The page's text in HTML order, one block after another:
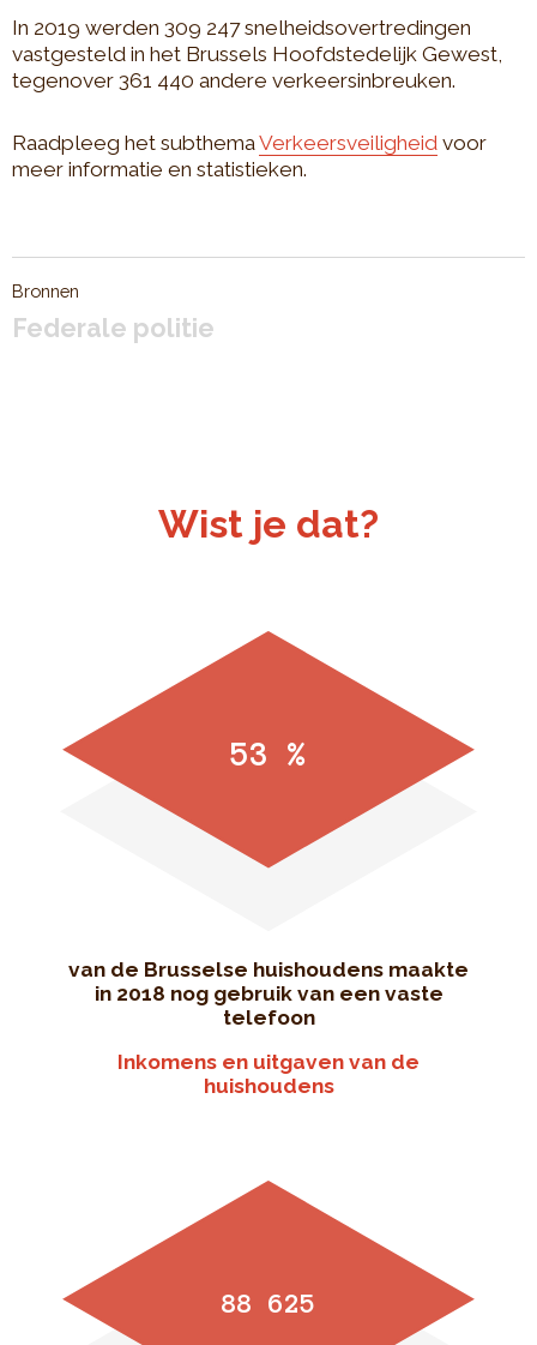
In 2019 werden 309 247 snelheidsovertredingen
vastgesteld in het Brussels Hoofdstedelijk Gewest,
tegenover 361 440 andere verkeersinbreuken.
Raadpleeg het subthemaVerkeersveiligheid voor
meer informatie en statistieken.
Bronnen
Federale politie
Wist je dat?
53 %
van de Brusselse huishoudens maakte
in 2018 nog gebruik van een vaste
telefoon
Inkomens en uitgaven van de
huishoudens
88 625